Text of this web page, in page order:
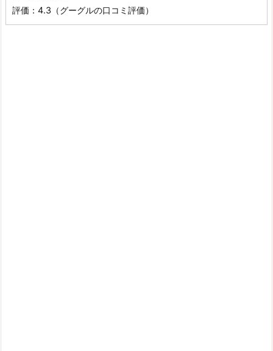
評価：4.3（グーグルの口コミ評価）